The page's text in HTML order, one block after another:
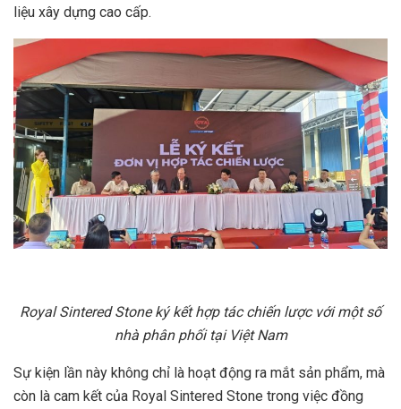
liệu xây dựng cao cấp.
Royal Sintered Stone ký kết hợp tác chiến lược với một số
nhà phân phối tại Việt Nam
Sự kiện lần này không chỉ là hoạt động ra mắt sản phẩm, mà
còn là cam kết của Royal Sintered Stone trong việc đồng